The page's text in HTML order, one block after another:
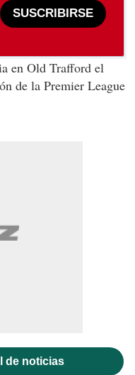
SUSCRIBIRSE
en Old Trafford el
de la Premier League
de noticias